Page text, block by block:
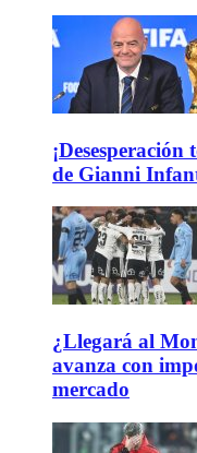
de Gianni
¿Llegará al
avanza con
mercado